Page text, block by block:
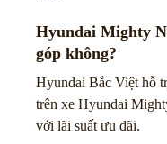
Hyundai Mighty
góp không?
Hyundai Bắc Việt hỗ
trên xe Hyundai
với lãi suất ưu đãi.